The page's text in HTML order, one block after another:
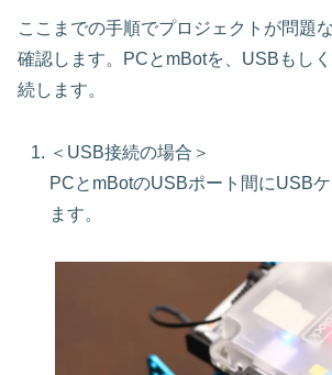
ここまでの手順でプロジェクトが問題
確認します。PCとmBotを、USBもし
続します。
＜USB接続の場合＞
PCとmBotのUSBポート間にUSB
ます。